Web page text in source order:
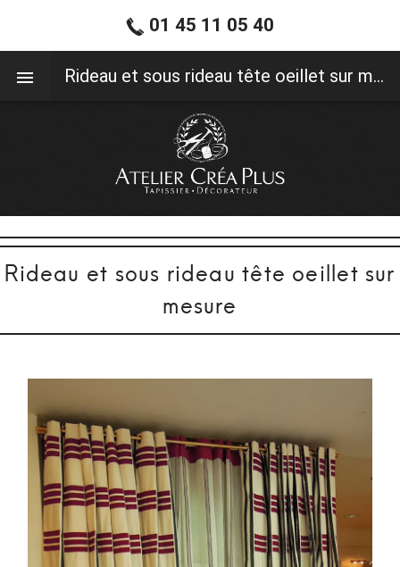
Rideau et sous rideau tête oeillet sur
mesure
01 45 11 05 40
Rideau et sous rideau tête oeillet sur mesure